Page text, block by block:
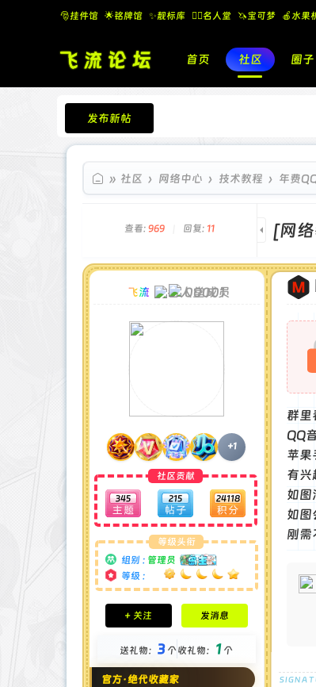
🎅挂件馆 🌟铭牌馆 ✨️靓标库 🧚‍♂️名人堂 🦄宝可梦 🍎水果
首页 社区 圈子
发布新帖
飞流论坛
» 社区 › 网络中心 › 技术教程 › 年费
查看: 969 回复: 11 [网
飞流 00001
+1
社区贡献
345 215 24118
等级头衔
组别 : 管理员
等级 :
积分成就
钻石 : 185 颗
金币 : 4 枚
在线时间 : 1951 小时
注册时间 : 2024-11-22
+ 关注 发消息
送礼物： 3个收礼物： 1 个
官方·绝代收藏家
群里
QQ
苹果
有兴
如图
如图
刚需